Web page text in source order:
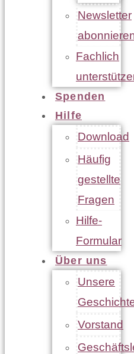
Newsletter
Fachlich
Spenden
Hilfe
Download
Häufig
gestellte
Fragen
Hilfe-
Formular
Über uns
Unsere
Vorstand